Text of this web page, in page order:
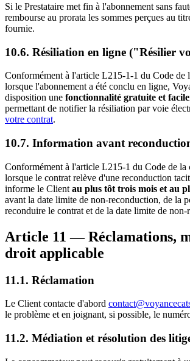
Si le Prestataire met fin à l'abonnement sans
rembourse au prorata les sommes perçues au
fournie.
10.6. Résiliation en ligne ("Résilier
Conformément à l'article L215-1-1 du Code de
lorsque l'abonnement a été conclu en ligne,
disposition une fonctionnalité gratuite et
permettant de notifier la résiliation par voie
votre contrat.
10.7. Information avant
Conformément à l'article L215-1 du Code de la
lorsque le contrat relève d'une reconduction
informe le Client au plus tôt trois mois et au
avant la date limite de non-reconduction, de la
reconduire le contrat et de la date limite de non-
Article 11 — Réclamations,
droit applicable
11.1. Réclamation
Le Client contacte d'abord
le problème et en joignant, si possible, le
11.2. Médiation et résolution des